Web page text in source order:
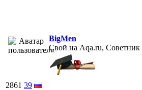
BigMen
Свой на Aqa.ru, Советник
2861 39